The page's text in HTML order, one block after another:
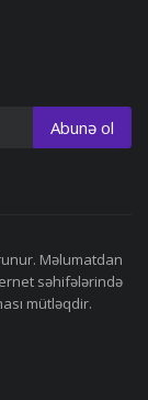
Abunə ol
Məlumatdan
səhifələrində
mütləqdir.